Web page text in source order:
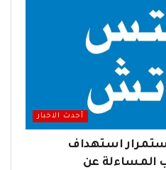
أحدث الاخبار
استهداف
المساءلة عن